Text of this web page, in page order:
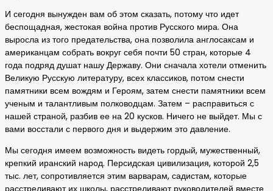
И сегодня вынужден вам об этом сказать, потому что идет
беспощадная, жестокая война против Русского мира. Она
выросла из того предательства, она позволила англосаксам и
американцам собрать вокруг себя почти 50 стран, которые 4
года подряд душат нашу Державу. Они сначала хотели отменить
Великую Русскую литературу, всех классиков, потом снести
памятники всем вождям и Героям, затем снести памятники всем
ученым и талантливым полководцам. Затем – расправиться с
нашей страной, разбив ее на 20 кусков. Ничего не выйдет. Мы с
вами восстали с первого дня и выдержим это давление.
Мы сегодня имеем возможность видеть гордый, мужественный,
крепкий иранский народ. Персидская цивилизация, которой 2,5
тыс. лет, сопротивляется этим варварам, садистам, которые
расстреливают их школы, расстреливают руководителей вместе